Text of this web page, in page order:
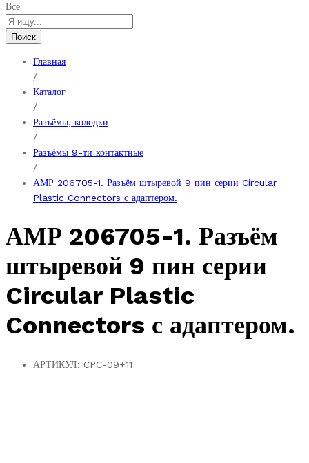
Все
Поиск
Главная
/
Каталог
/
Разъёмы, колодки
/
Разъёмы 9-ти контактные
/
АМР 206705-1. Разъём штыревой 9 пин серии Circular
Plastic Connectors с адаптером.
АМР 206705-1. Разъём
штыревой 9 пин серии
Circular Plastic
Connectors с адаптером.
АРТИКУЛ: CPC-09+11